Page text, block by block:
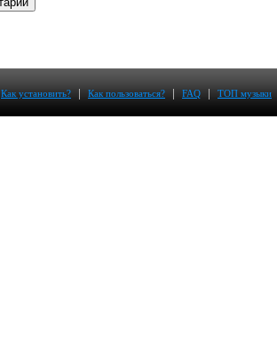
Как установить? | Как пользоваться? | FAQ | ТОП музыки